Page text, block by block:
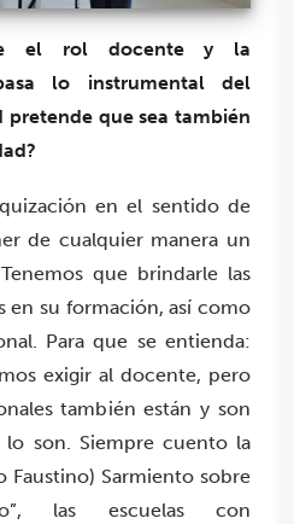
el rol docente y la
lo instrumental del
pretende que sea también
en el sentido de
de cualquier manera un
que brindarle las
en su formación, así como
Para que se entienda:
exigir al docente, pero
también están y son
lo son. Siempre cuento la
Faustino) Sarmiento sobre
las escuelas con